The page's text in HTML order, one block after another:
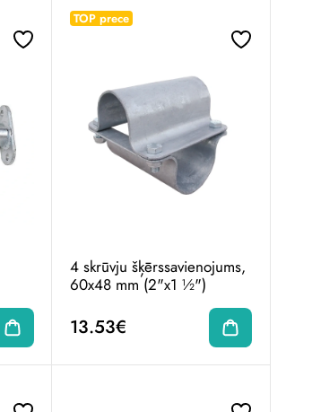
TOP prece
4 skrūvju šķērssavienojums,
60x48 mm (2"x1 ½")
13.53€